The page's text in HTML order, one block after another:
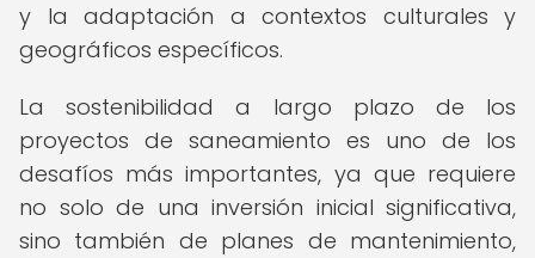
y la adaptación a contextos culturales y
geográficos específicos.
La sostenibilidad a largo plazo de los
proyectos de saneamiento es uno de los
desafíos más importantes, ya que requiere
no solo de una inversión inicial significativa,
sino también de planes de mantenimiento,